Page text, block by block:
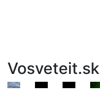
Vosveteit.sk